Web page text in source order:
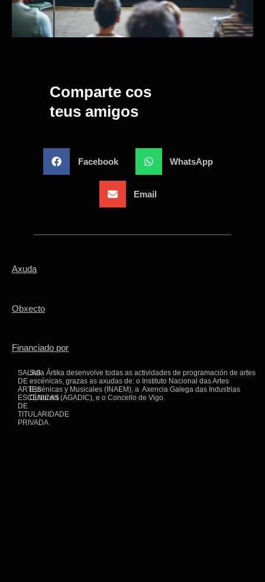
Comparte cos
teus amigos
Facebook WhatsApp
Email
Axuda
Obxecto
Financiado por
SALAS
DE
ARTES
ESCÉNICAS
DE
TITULARIDADE
PRIVADA
Sala Ártika desenvolve todas as actividades de programación de artes
escénicas, grazas as axudas de: o Instituto Nacional das Artes
Escénicas y Musicales (INAEM), a Axencia Galega das Industrias
Culturais (AGADIC), e o Concello de Vigo.